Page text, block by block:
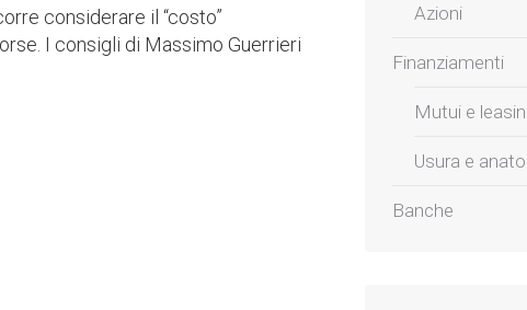
considerare il “costo”
I consigli di Massimo Guerrieri
Azioni
Finanziamenti
Mutui e
Usura e
Banche